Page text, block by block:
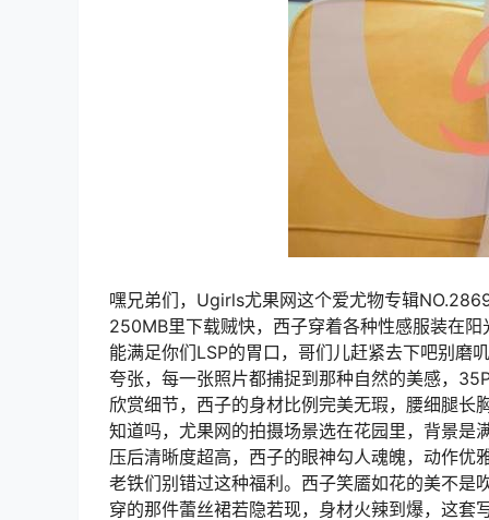
嘿兄弟们，Ugirls尤果网这个爱尤物专辑
250MB里下载贼快，西子穿着各种性感服装在
能满足你们LSP的胃口，哥们儿赶紧去下吧别磨
夸张，每一张照片都捕捉到那种自然的美感，
欣赏细节，西子的身材比例完美无瑕，腰细腿长
知道吗，尤果网的拍摄场景选在花园里，背景
压后清晰度超高，西子的眼神勾人魂魄，动作优
老铁们别错过这种福利。西子笑靥如花的美不
穿的那件蕾丝裙若隐若现，身材火辣到爆，这套